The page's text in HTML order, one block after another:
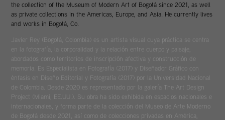
the collection of the Museum of Modern Art of Bogotá since 2021, as well
as private collections in the Americas, Europe, and Asia. He currently lives
and works in Bogotá, Co.
Javier Rey (Bogotá, Colombia) es un artista visual cuya práctica se centra
en la fotografía, la corporalidad y la relación entre cuerpo y paisaje,
abordados como territorios de inscripción afectiva y construcción de
memoria. Es Especialista en Fotografía (2017) y Diseñador Gráfico con
énfasis en Diseño Editorial y Fotografía (2017) por la Universidad Nacional
de Colombia. Desde 2020 es representado por la galería The Art Design
Project (Miami, EE.UU.). Su obra ha sido exhibida en espacios nacionales e
internacionales, y forma parte de la colección del Museo de Arte Moderno
de Bogotá desde 2021, así como de colecciones privadas en América,